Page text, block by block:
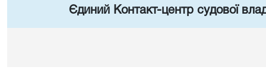
Єдиний Контакт-центр судової